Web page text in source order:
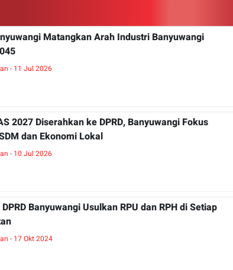
Matangkan Arah Industri Banyuwangi
- 11 Jul 2026
2027 Diserahkan ke DPRD, Banyuwangi Fokus
dan Ekonomi Lokal
- 10 Jul 2026
Banyuwangi Usulkan RPU dan RPH di Setiap
- 17 Okt 2024